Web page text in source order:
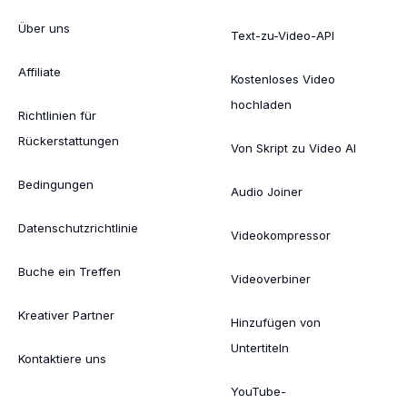
Über uns
Affiliate
Richtlinien für
Rückerstattungen
Bedingungen
Datenschutzrichtlinie
Buche ein Treffen
Kreativer Partner
Kontaktiere uns
Text-zu-Video-API
Kostenloses Video
hochladen
Von Skript zu Video AI
Audio Joiner
Videokompressor
Videoverbiner
Hinzufügen von
Untertiteln
YouTube-